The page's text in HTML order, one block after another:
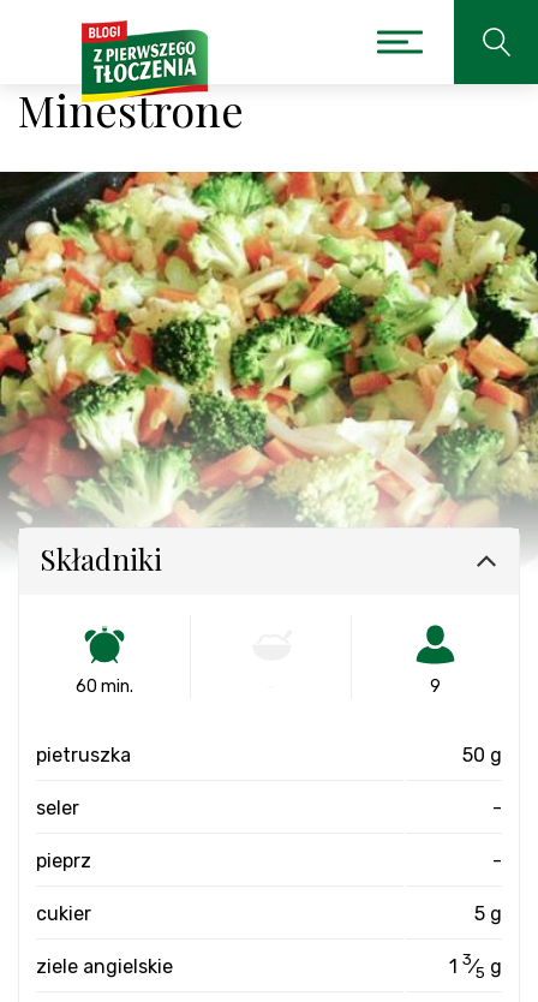
Minestrone
Składniki
60 min. 9
pietruszka 50 g
seler -
pieprz -
cukier 5 g
ziele angielskie 1 3⁄5 g